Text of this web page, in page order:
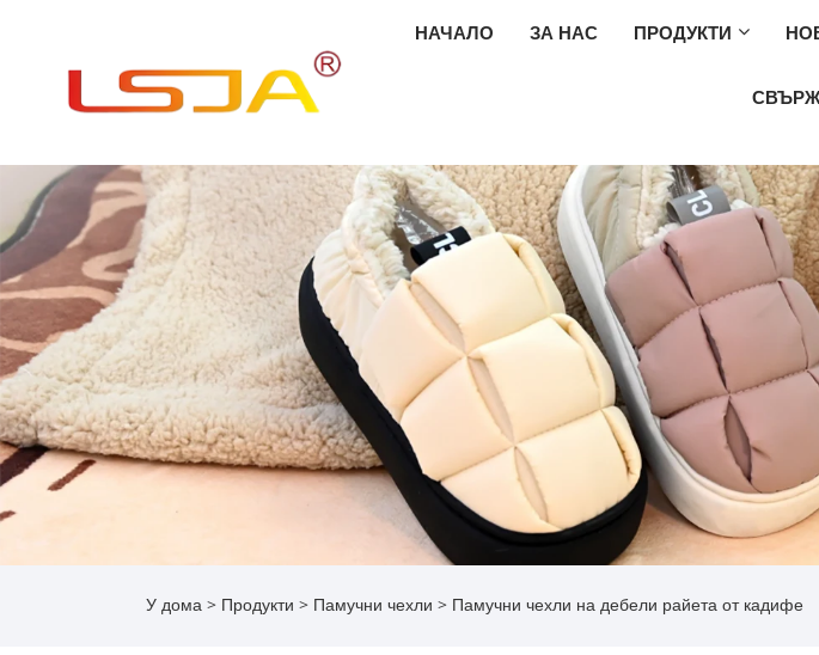
НАЧАЛО ЗА НАС ПРОДУКТИ
У дома > Продукти > Памучни чехли > Памучни чехли на дебели райета от кадифе